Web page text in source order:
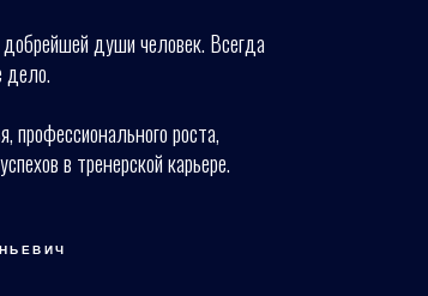
души человек. Всегда
дело.
профессионального роста,
в тренерской карьере.